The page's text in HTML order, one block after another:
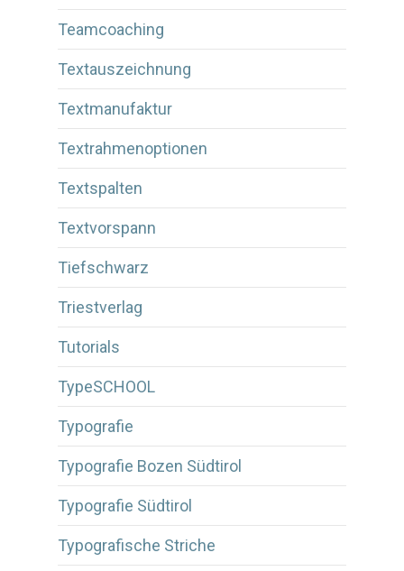
Teamcoaching
Textauszeichnung
Textmanufaktur
Textrahmenoptionen
Textspalten
Textvorspann
Tiefschwarz
Triestverlag
Tutorials
TypeSCHOOL
Typografie
Typografie Bozen Südtirol
Typografie Südtirol
Typografische Striche